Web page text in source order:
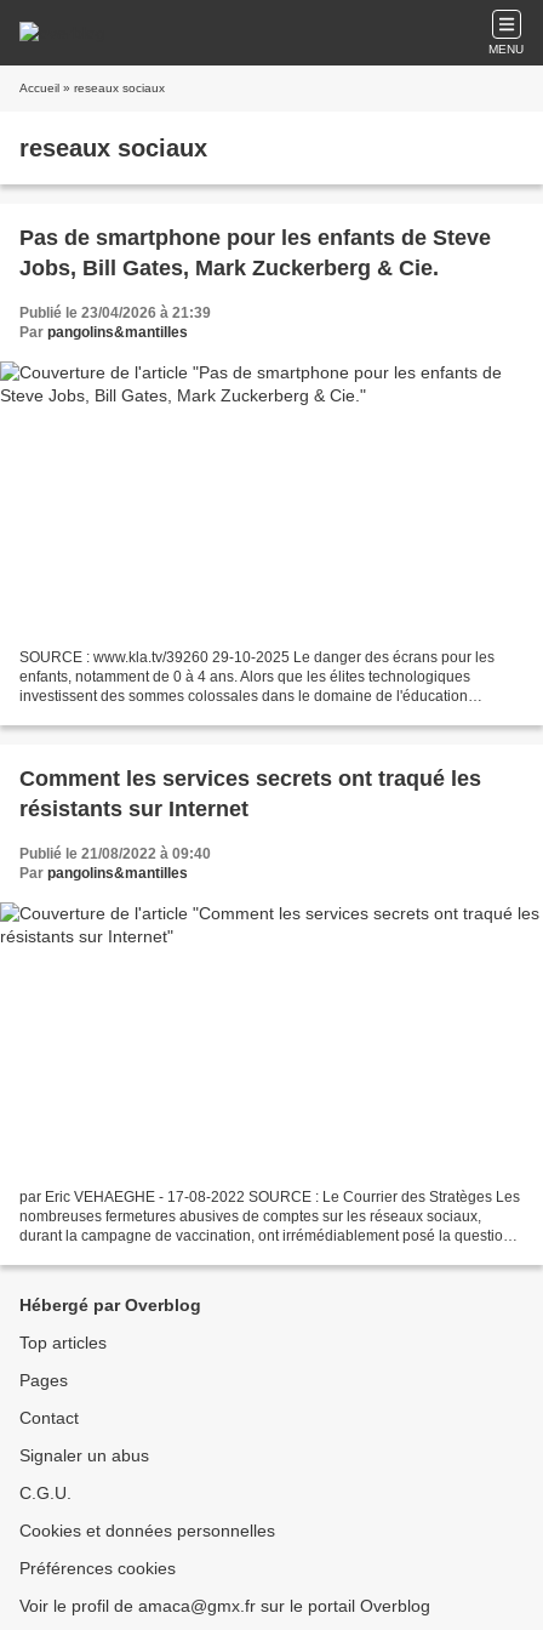
MENU
Accueil » reseaux sociaux
reseaux sociaux
Pas de smartphone pour les enfants de Steve
Jobs, Bill Gates, Mark Zuckerberg & Cie.
Publié le 23/04/2026 à 21:39
Par pangolins&mantilles
SOURCE : www.kla.tv/39260 29-10-2025 Le danger des écrans pour les
enfants, notamment de 0 à 4 ans. Alors que les élites technologiques
investissent des sommes colossales dans le domaine de l'éducation
Comment les services secrets ont traqué les
résistants sur Internet
Publié le 21/08/2022 à 09:40
Par pangolins&mantilles
par Eric VEHAEGHE - 17-08-2022 SOURCE : Le Courrier des Stratèges Les
nombreuses fermetures abusives de comptes sur les réseaux sociaux,
durant la campagne de vaccination, ont irrémédiablement posé la question
Hébergé par Overblog
Top articles
Pages
Contact
Signaler un abus
C.G.U.
Cookies et données personnelles
Préférences cookies
Voir le profil de amaca@gmx.fr sur le portail Overblog